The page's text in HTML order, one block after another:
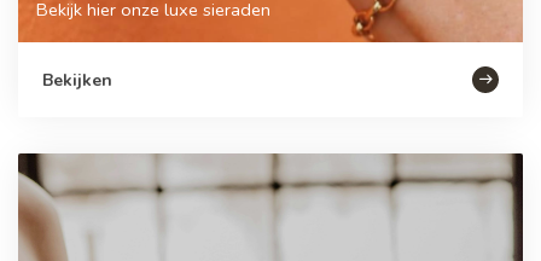
Bekijk hier onze luxe sieraden
Bekijken